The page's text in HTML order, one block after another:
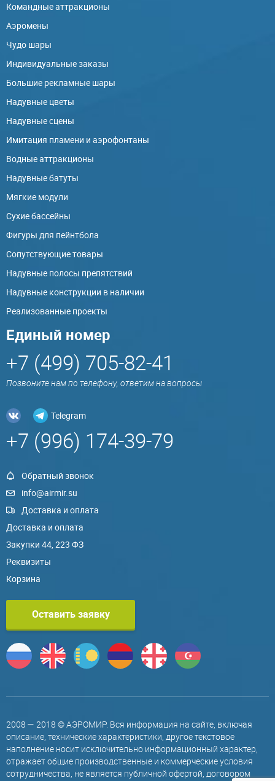
Командные аттракционы
Аэромены
Чудо шары
Индивидуальные заказы
Большие рекламные шары
Надувные цветы
Надувные сцены
Имитация пламени и аэрофонтаны
Водные аттракционы
Надувные батуты
Мягкие модули
Сухие бассейны
Фигуры для пейнтбола
Сопутствующие товары
Надувные полосы препятствий
Надувные конструкции в наличии
Реализованные проекты
Единый номер
+7 (499) 705-82-41
Позвоните нам по телефону, ответим на вопросы
Telegram
+7 (996) 174-39-79
Обратный звонок
info@airmir.su
Доставка и оплата
Доставка и оплата
Закупки 44, 223 ФЗ
Реквизиты
Корзина
Оставить заявку
2008 — 2018 © АЭРОМИР. Вся информация на сайте, включая
описание, технические характеристики, другое текстовое
наполнение носит исключительно информационный характер,
отражает общие производственные и коммерческие условия
сотрудничества, не является публичной офертой, договором